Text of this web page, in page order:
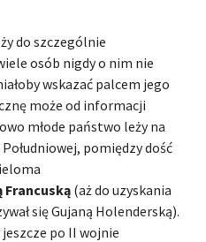
do szczególnie
osób nigdy o nim nie
wskazać palcem jego
może od informacji
młode państwo leży na
pomiędzy dość
Francuską(aż do uzyskania
się Gujaną Holenderską).
po II wojnie